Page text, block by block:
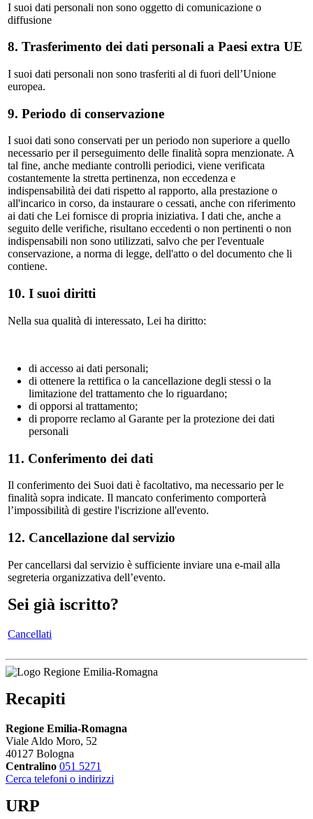
I suoi dati personali non sono oggetto di comunicazione o
diffusione
8. Trasferimento dei dati personali a Paesi extra UE
I suoi dati personali non sono trasferiti al di fuori dell’Unione
europea.
9. Periodo di conservazione
I suoi dati sono conservati per un periodo non superiore a quello
necessario per il perseguimento delle finalità sopra menzionate. A
tal fine, anche mediante controlli periodici, viene verificata
costantemente la stretta pertinenza, non eccedenza e
indispensabilità dei dati rispetto al rapporto, alla prestazione o
all'incarico in corso, da instaurare o cessati, anche con riferimento
ai dati che Lei fornisce di propria iniziativa. I dati che, anche a
seguito delle verifiche, risultano eccedenti o non pertinenti o non
indispensabili non sono utilizzati, salvo che per l'eventuale
conservazione, a norma di legge, dell'atto o del documento che li
contiene.
10. I suoi diritti
Nella sua qualità di interessato, Lei ha diritto:
di accesso ai dati personali;
di ottenere la rettifica o la cancellazione degli stessi o la
limitazione del trattamento che lo riguardano;
di opporsi al trattamento;
di proporre reclamo al Garante per la protezione dei dati
personali
11. Conferimento dei dati
Il conferimento dei Suoi dati è facoltativo, ma necessario per le
finalità sopra indicate. Il mancato conferimento comporterà
l’impossibilità di gestire l'iscrizione all'evento.
12. Cancellazione dal servizio
Per cancellarsi dal servizio è sufficiente inviare una e-mail alla
segreteria organizzativa dell’evento.
Sei già iscritto?
Cancellati
Recapiti
Regione Emilia-Romagna
Viale Aldo Moro, 52
40127 Bologna
Centralino 051 5271
Cerca telefoni o indirizzi
URP